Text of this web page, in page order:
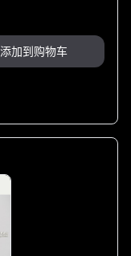
添加到购物车